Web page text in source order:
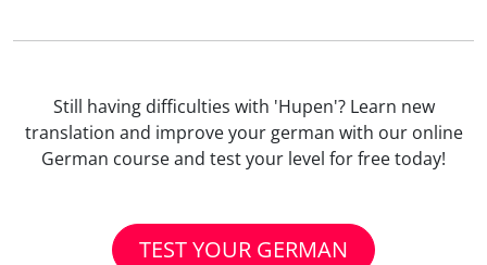
Still having difficulties with 'Hupen'? Learn new
translation and improve your german with our online
German course and test your level for free today!
TEST YOUR GERMAN